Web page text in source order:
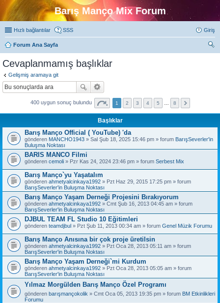
Barış Manço Mix Forum
Hızlı bağlantılar SSS Giriş
Forum Ana Sayfa
Cevaplanmamış başlıklar
Gelişmiş aramaya git
400 uygun sonuç bulundu 1 2 3 4 5 8
Başlıklar
Barış Manço Official ( YouTube) 'da
gönderen MANCHO1943 » Sal Şub 18, 2025 15:46 pm » forum BarışSeverler'in
Buluşma Noktası
BARIS MANCO Filmi
gönderen cemoli » Pzr Kas 24, 2024 23:46 pm » forum Serbest Mix
Barış Manço`yu Yaşatalım
gönderen ahmetyalcinkaya1992 » Pzt Haz 29, 2015 17:25 pm » forum
BarışSeverler'in Buluşma Noktası
Barış Manço Yaşam Derneği Projesini Bırakıyorum
gönderen ahmetyalcinkaya1992 » Cmt Şub 16, 2013 04:45 am » forum
BarışSeverler'in Buluşma Noktası
DJBUL TEAM FL Studio 10 Eğitimleri
gönderen teamdjbul » Pzt Şub 11, 2013 00:34 am » forum Genel Müzik Forumu
Barış Manço Anısına bir çok proje üretilsin
gönderen ahmetyalcinkaya1992 » Pzt Oca 28, 2013 05:11 am » forum
BarışSeverler'in Buluşma Noktası
Barış Manço Yaşam Derneği`mi Kurdum
gönderen ahmetyalcinkaya1992 » Pzt Oca 28, 2013 05:05 am » forum
BarışSeverler'in Buluşma Noktası
Yılmaz Morgülden Barış Manço Özel Programı
gönderen barışmançokolik » Cmt Oca 05, 2013 19:35 pm » forum BM Etkinlikleri
Forumu